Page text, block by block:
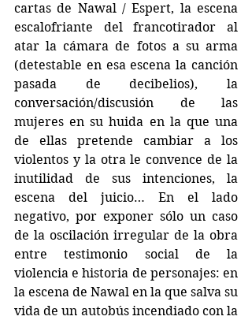
cartas de Nawal / Espert, la escena
escalofriante del francotirador al
atar la cámara de fotos a su arma
(detestable en esa escena la canción
pasada de decibelios), la
conversación/discusión de las
mujeres en su huida en la que una
de ellas pretende cambiar a los
violentos y la otra le convence de la
inutilidad de sus intenciones, la
escena del juicio… En el lado
negativo, por exponer sólo un caso
de la oscilación irregular de la obra
entre testimonio social de la
violencia e historia de personajes: en
la escena de Nawal en la que salva su
vida de un autobús incendiado con la